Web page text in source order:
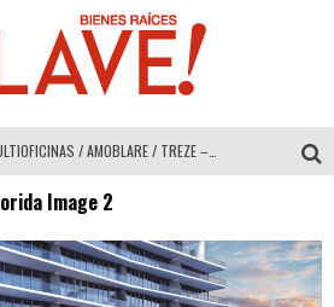
MULTIOFICINAS / AMOBLARE / TREZE – Especial Interiorismo & Decoración 2026
COLINEAL – Especial Interiorismo & Decoración 2026
ADRIANA HOYOS DESIGN STUDIO – Especial Interiorismo & Decoración 2026
Image 2